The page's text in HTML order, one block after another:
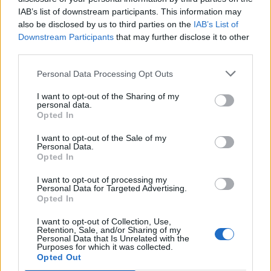
IAB’s list of downstream participants. This information may
also be disclosed by us to third parties on the IAB’s List of
Downstream Participants that may further disclose it to other
Personal Data Processing Opt Outs
I want to opt-out of the Sharing of my
personal data.
Opted In
I want to opt-out of the Sale of my
Personal Data.
Opted In
I want to opt-out of processing my
Personal Data for Targeted Advertising.
Opted In
I want to opt-out of Collection, Use,
Retention, Sale, and/or Sharing of my
Personal Data that Is Unrelated with the
Purposes for which it was collected.
Opted Out
Σπάρτη: Κυριακή βράδυ στο Alter Ego Enoteca
με αφιέρωμα στις μελωδίες του Γιώργου
Θεοφάνους